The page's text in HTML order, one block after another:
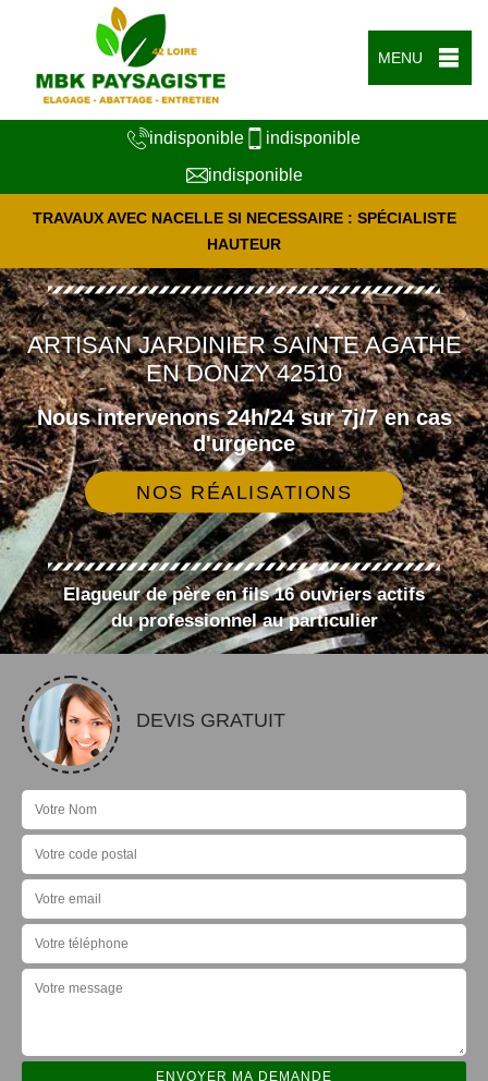
MENU
indisponible
indisponible
indisponible
TRAVAUX AVEC NACELLE SI NECESSAIRE : SPÉCIALISTE
HAUTEUR
ARTISAN JARDINIER SAINTE AGATHE
EN DONZY 42510
Nous intervenons 24h/24 sur 7j/7 en cas
d'urgence
NOS RÉALISATIONS
Elagueur de père en fils 16 ouvriers actifs
du professionnel au particulier
DEVIS GRATUIT